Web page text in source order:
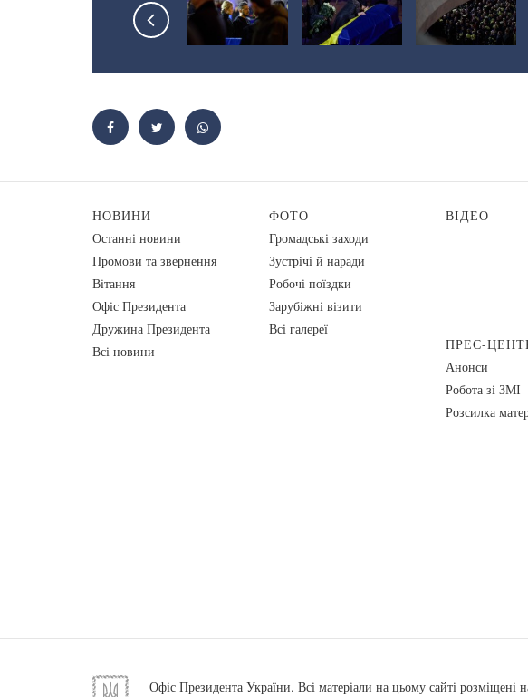
НОВИНИ
Останні новини
Промови та звернення
Вiтання
Офіс Президента
Дружина Президента
Всі новини
ФОТО
Громадські заходи
Зустрічі й наради
Робочі поїздки
Зарубіжні візити
Всі галереї
ВІДЕО
ПРЕС-
Анонси
Робота зі ЗМІ
Розсилка
Офіс Президента України. Всі матеріали на цьому сайті розміщені